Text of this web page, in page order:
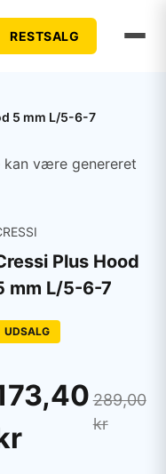
RESTSALG
5 mm L/5-6-7
kan være genereret
Plus Hood
mm L/5-6-7
UDSALG
289,00
kr